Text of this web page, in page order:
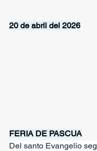
20 de abril del 2026
FERIA DE PASCUA
Del santo Evangelio